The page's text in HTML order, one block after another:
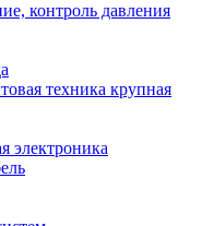
контроль давления
техника крупная
электроника